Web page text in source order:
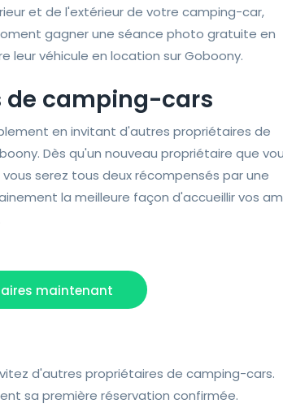
et de l'extérieur de votre camping-car,
gagner une séance photo gratuite en
véhicule en location sur Goboony.
de camping-cars
en invitant d'autres propriétaires de
Dès qu'un nouveau propriétaire que
serez tous deux récompensés par une
la meilleure façon d'accueillir vos
maintenant
d'autres propriétaires de camping-cars.
sa première réservation confirmée.